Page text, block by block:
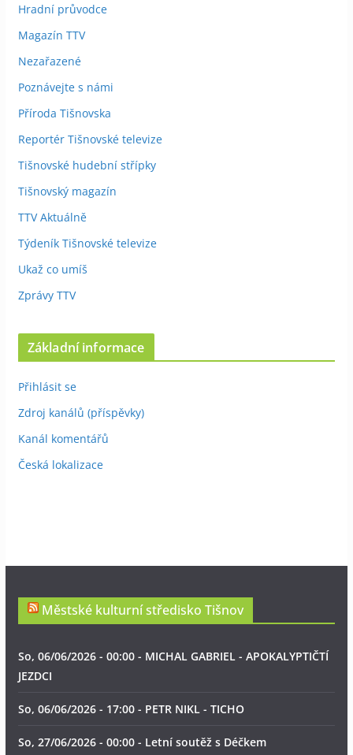
Hradní průvodce
Magazín TTV
Nezařazené
Poznávejte s námi
Příroda Tišnovska
Reportér Tišnovské televize
Tišnovské hudební střípky
Tišnovský magazín
TTV Aktuálně
Týdeník Tišnovské televize
Ukaž co umíš
Zprávy TTV
Základní informace
Přihlásit se
Zdroj kanálů (příspěvky)
Kanál komentářů
Česká lokalizace
Městské kulturní středisko Tišnov
So, 06/06/2026 - 00:00 - MICHAL GABRIEL - APOKALYPTIČTÍ
JEZDCI
So, 06/06/2026 - 17:00 - PETR NIKL - TICHO
So, 27/06/2026 - 00:00 - Letní soutěž s Déčkem